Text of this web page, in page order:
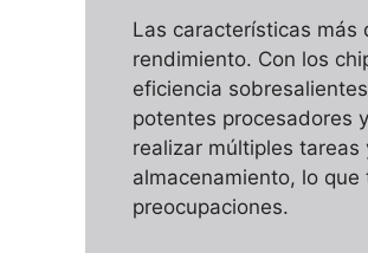
Las características más
rendimiento. Con los
eficiencia
potentes procesadores
realizar múltiples
almacenamiento, lo
preocupaciones.